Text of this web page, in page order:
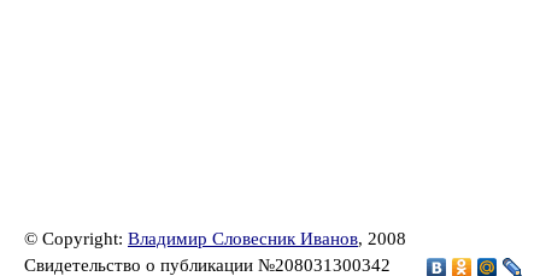
© Copyright: Владимир Словесник Иванов, 2008
Свидетельство о публикации №208031300342